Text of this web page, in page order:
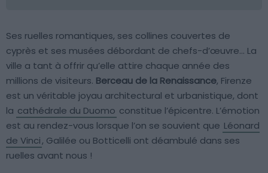
Ses ruelles romantiques, ses collines couvertes de
cyprès et ses musées débordant de chefs-d’œuvre… La
ville a tant à offrir qu’elle attire chaque année des
millions de visiteurs. Berceau de la Renaissance, Firenze
est un véritable joyau architectural et urbanistique, dont
la cathédrale du Duomo constitue l’épicentre. L’émotion
est au rendez-vous lorsque l’on se souvient que Léonard
de Vinci, Galilée ou Botticelli ont déambulé dans ses
ruelles avant nous !